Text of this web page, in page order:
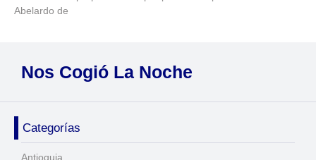
Abelardo de
Nos Cogió La Noche
Categorías
Antioquia